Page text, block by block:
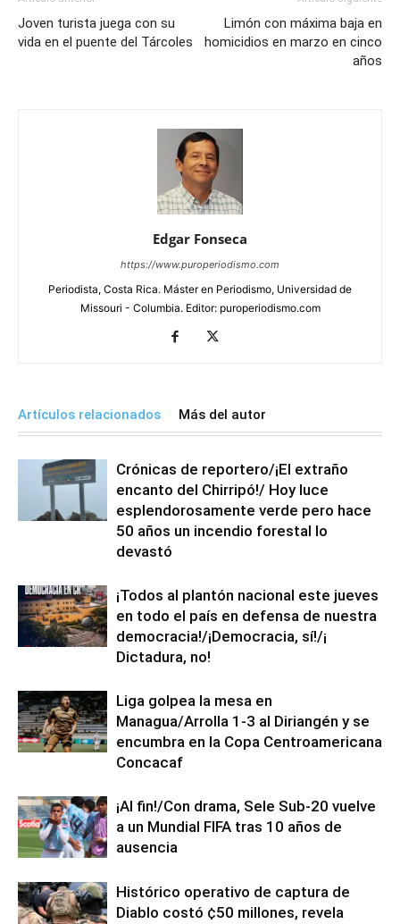
Joven turista juega con su
vida en el puente del Tárcoles
Limón con máxima baja en
homicidios en marzo en cinco
años
Edgar Fonseca
https://www.puroperiodismo.com
Periodista, Costa Rica. Máster en Periodismo, Universidad de
Missouri - Columbia. Editor: puroperiodismo.com
Artículos relacionados Más del autor
Crónicas de reportero/¡El extraño
encanto del Chirripó!/ Hoy luce
esplendorosamente verde pero hace
50 años un incendio forestal lo
devastó
¡Todos al plantón nacional este jueves
en todo el país en defensa de nuestra
democracia!/¡Democracia, sí!/¡
Dictadura, no!
Liga golpea la mesa en
Managua/Arrolla 1-3 al Diriangén y se
encumbra en la Copa Centroamericana
Concacaf
¡Al fin!/Con drama, Sele Sub-20 vuelve
a un Mundial FIFA tras 10 años de
ausencia
Histórico operativo de captura de
Diablo costó ¢50 millones, revela